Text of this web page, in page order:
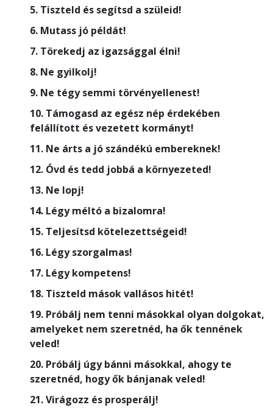
5. Tiszteld és segítsd a szüleid!
6. Mutass jó példát!
7. Törekedj az igazsággal élni!
8. Ne gyilkolj!
9. Ne tégy semmi törvényellenest!
10. Támogasd az egész nép érdekében
felállított és vezetett kormányt!
11. Ne árts a jó szándékú embereknek!
12. Óvd és tedd jobbá a környezeted!
13. Ne lopj!
14. Légy méltó a bizalomra!
15. Teljesítsd kötelezettségeid!
16. Légy szorgalmas!
17. Légy kompetens!
18. Tiszteld mások vallásos hitét!
19. Próbálj nem tenni másokkal olyan dolgokat,
amelyeket nem szeretnéd, ha ők tennének
veled!
20. Próbálj úgy bánni másokkal, ahogy te
szeretnéd, hogy ők bánjanak veled!
21. Virágozz és prosperálj!